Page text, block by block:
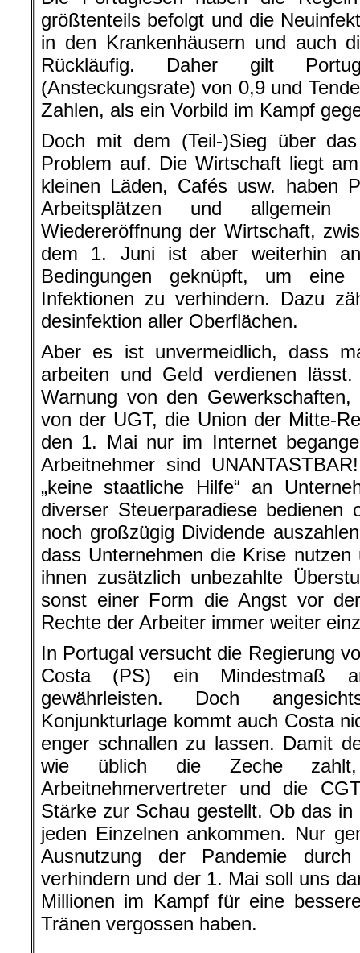
größtenteils befolgt und die
in den Krankenhäusern und auch
Rückläufig. Daher gilt
(Ansteckungsrate) von 0,9 und
Zahlen, als ein Vorbild im Kampf
Doch mit dem (Teil-)Sieg über
Problem auf. Die Wirtschaft liegt
kleinen Läden, Cafés usw. haben
Arbeitsplätzen und
Wiedereröffnung der Wirtschaft,
dem 1. Juni ist aber weiterhin
Bedingungen geknüpft, um eine
Infektionen zu verhindern. Dazu
desinfektion aller Oberflächen.
Aber es ist unvermeidlich, dass
arbeiten und Geld verdienen
Warnung von den
von der UGT, die Union der Mitte-
den 1. Mai nur im Internet
Arbeitnehmer sind
„keine staatliche Hilfe“ an
diverser Steuerparadiese
noch großzügig Dividende
dass Unternehmen die Krise
ihnen zusätzlich unbezahlte
sonst einer Form die Angst vor
Rechte der Arbeiter immer weiter
In Portugal versucht die Regierung
Costa (PS) ein Mindestmaß
gewährleisten. Doch
Konjunkturlage kommt auch Costa
enger schnallen zu lassen. Damit
wie üblich die Zeche
Arbeitnehmervertreter und die
Stärke zur Schau gestellt. Ob das
jeden Einzelnen ankommen. Nur
Ausnutzung der Pandemie
verhindern und der 1. Mai soll uns
Millionen im Kampf für eine
Tränen vergossen haben.